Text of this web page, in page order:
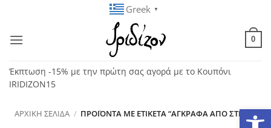
περιεχόμενο
Greek ▼
0
Έκπτωση -15% με την πρώτη σας αγορά με το Κουπόνι
IRIDIZON15
ΑΡΧΙΚΉ ΣΕΛΊΔΑ / ΠΡΟΪΌΝΤΑ ΜΕ ΕΤΙΚΈΤΑ “ΑΓΚΡΆΦΑ ΑΠΌ ΣΤΡΑΣ”